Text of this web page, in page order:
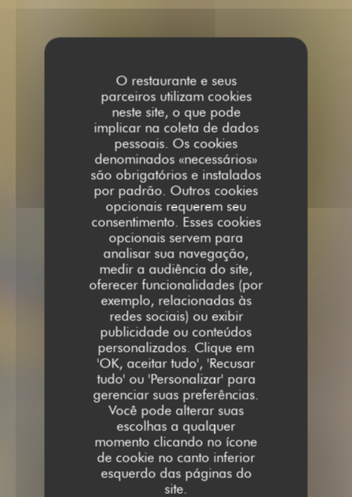
O restaurante e seus
parceiros utilizam cookies
neste site, o que pode
implicar na coleta de dados
pessoais. Os cookies
denominados «necessários»
são obrigatórios e instalados
por padrão. Outros cookies
opcionais requerem seu
consentimento. Esses cookies
opcionais servem para
analisar sua navegação,
medir a audiência do site,
oferecer funcionalidades (por
exemplo, relacionadas às
redes sociais) ou exibir
publicidade ou conteúdos
personalizados. Clique em
'OK, aceitar tudo', 'Recusar
tudo' ou 'Personalizar' para
gerenciar suas preferências.
Você pode alterar suas
escolhas a qualquer
momento clicando no ícone
de cookie no canto inferior
esquerdo das páginas do
site.